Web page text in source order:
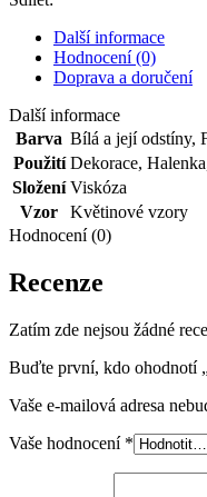
množství
Další informace
Hodnocení (0)
Doprava a doručení
Další informace
Barva Bílá a její odstíny,
Použití Dekorace, Halenka
Složení Viskóza
Vzor
Květinové vzory
Hodnocení (0)
Recenze
Zatím zde nejsou žádné
Buďte první, kdo ohodnotí
Vaše e-mailová adresa
Vaše hodnocení *